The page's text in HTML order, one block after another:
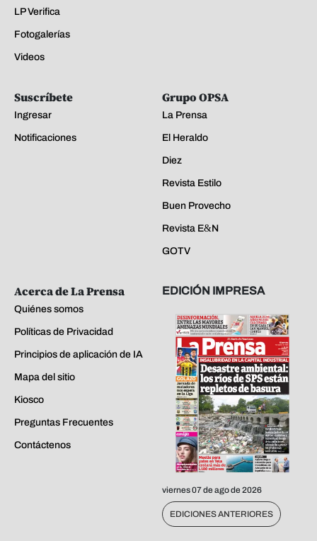
LP Verifica
Fotogalerías
Videos
Suscríbete
Ingresar
Notificaciones
Grupo OPSA
La Prensa
El Heraldo
Diez
Revista Estilo
Buen Provecho
Revista E&N
GOTV
Acerca de La Prensa
Quiénes somos
Políticas de Privacidad
Principios de aplicación de IA
Mapa del sitio
Kiosco
Preguntas Frecuentes
Contáctenos
EDICIÓN IMPRESA
viernes 07 de ago de 2026
EDICIONES ANTERIORES